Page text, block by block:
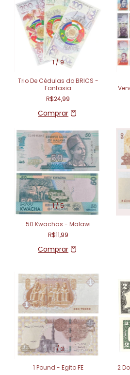
1 /9
Trio De Cédulas do BRICS -
Fantasia
R$24,99
1/5
50 Kwachas - Malawi
R$11,99
1/3
1 Pound - Egito FE
2